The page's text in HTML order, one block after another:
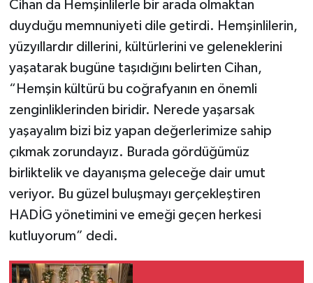
Cihan da Hemşinlilerle bir arada olmaktan
duyduğu memnuniyeti dile getirdi. Hemşinlilerin,
yüzyıllardır dillerini, kültürlerini ve geleneklerini
yaşatarak bugüne taşıdığını belirten Cihan,
“Hemşin kültürü bu coğrafyanın en önemli
zenginliklerinden biridir. Nerede yaşarsak
yaşayalım bizi biz yapan değerlerimize sahip
çıkmak zorundayız. Burada gördüğümüz
birliktelik ve dayanışma geleceğe dair umut
veriyor. Bu güzel buluşmayı gerçekleştiren
HADİG yönetimini ve emeği geçen herkesi
kutluyorum” dedi.